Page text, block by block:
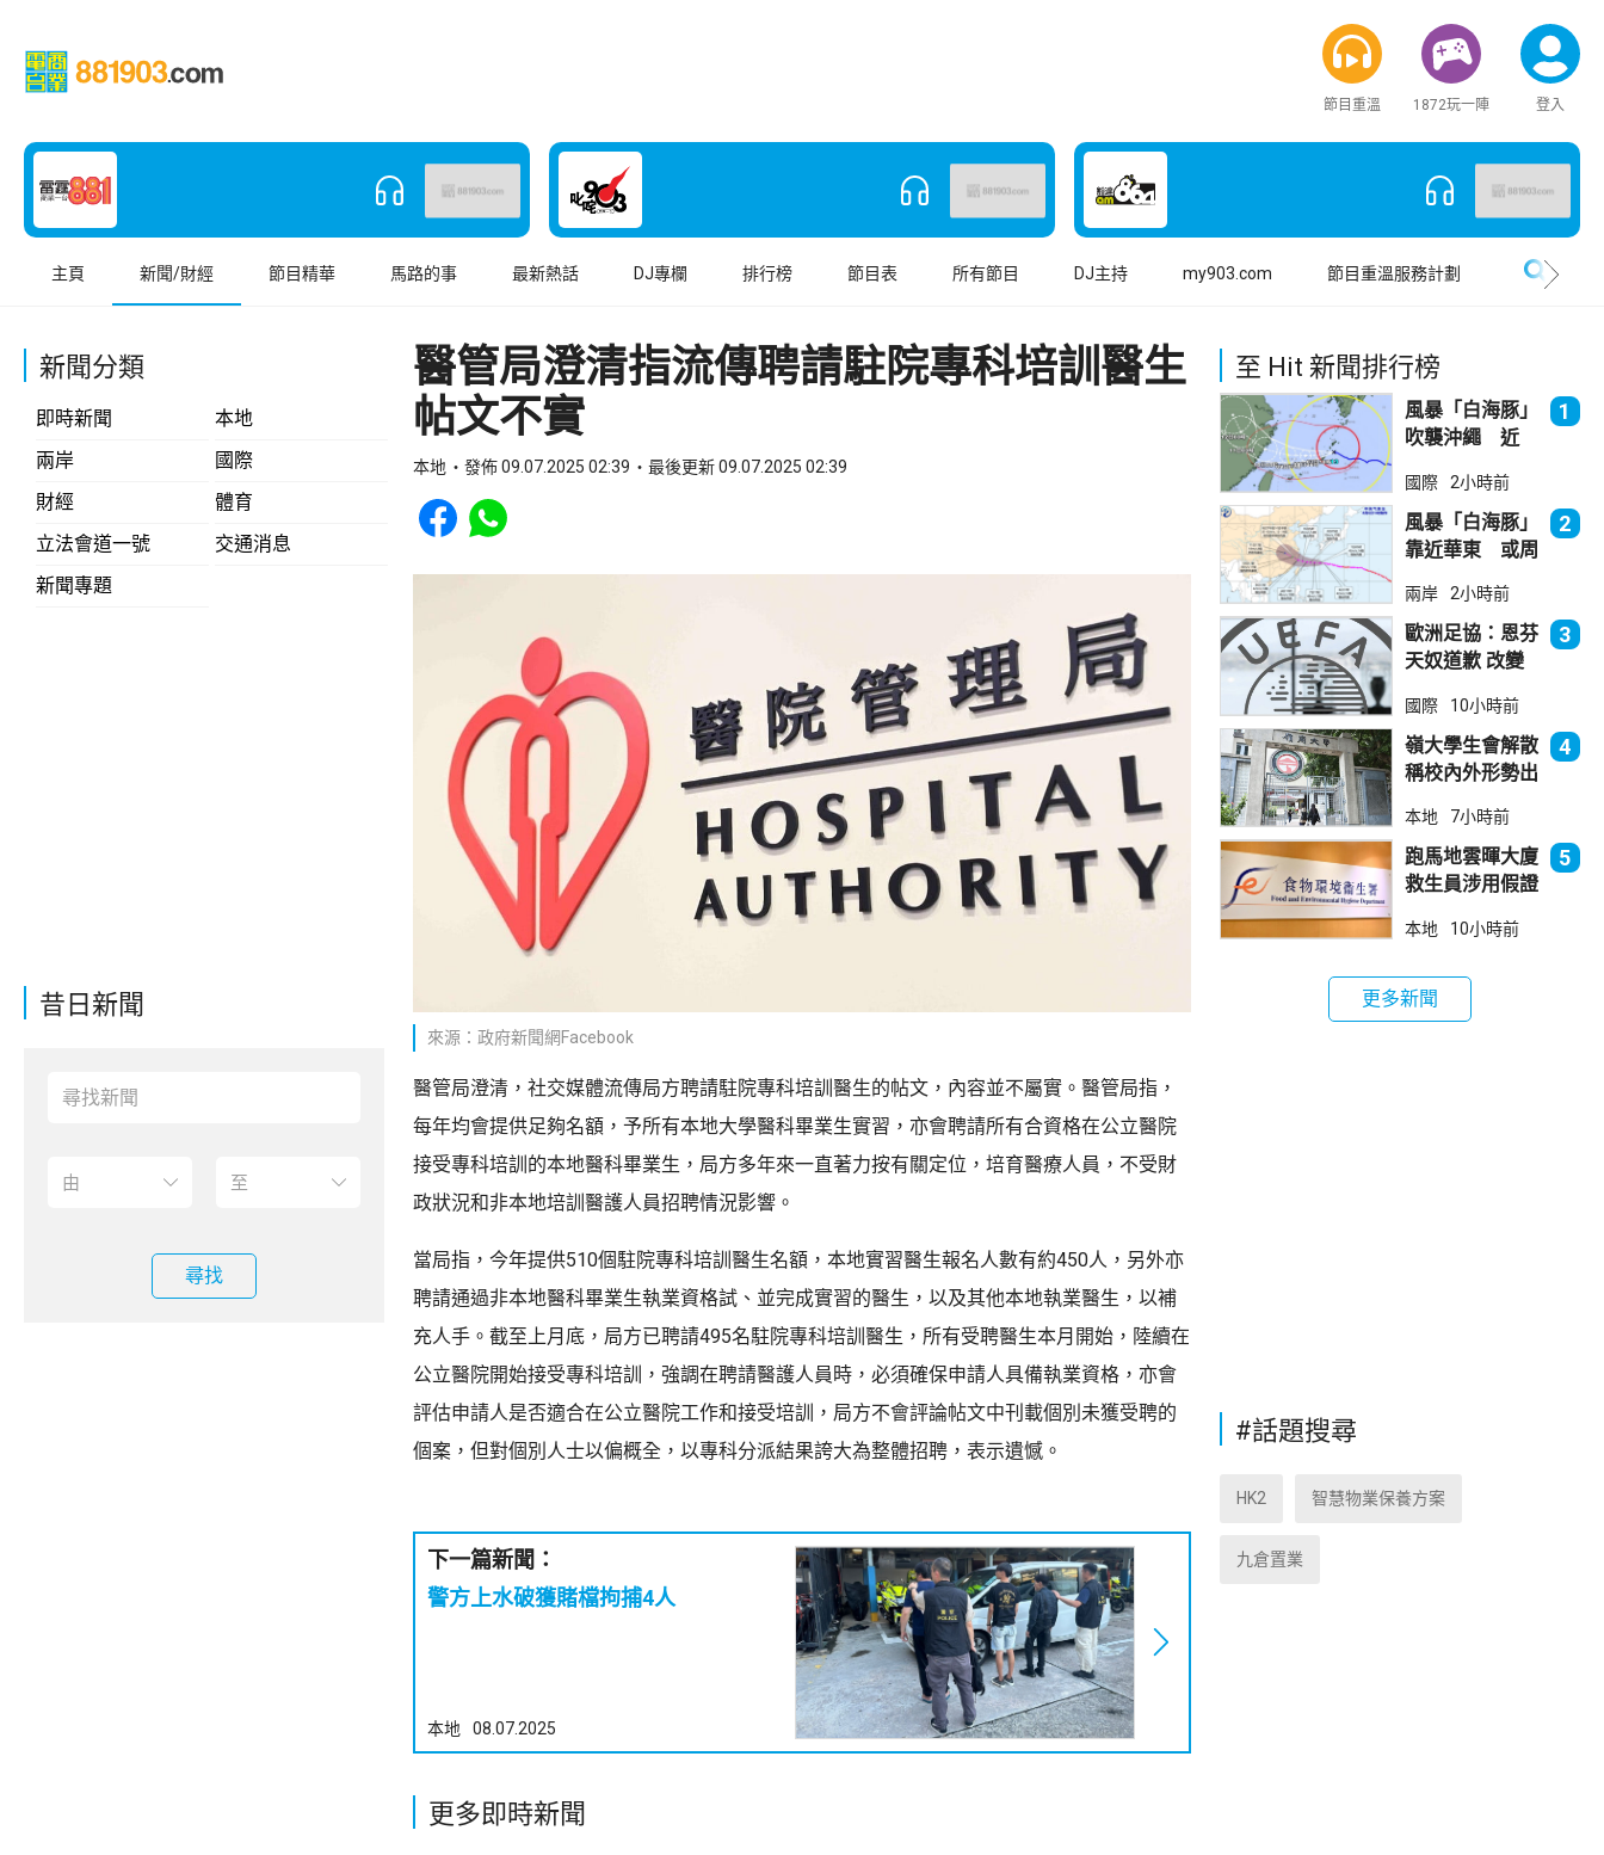
節目重溫 1872玩一陣 登入
主頁 新聞/財經 節目精華 馬路的事 最新熱話 DJ專欄 排行榜 節目表 所有節目 DJ主持 my903.com 節目重溫服務計劃
新聞分類
即時新聞
本地
兩岸
國際
財經
體育
立法會道一號
交通消息
新聞專題
昔日新聞
尋找
醫管局澄清指流傳聘請駐院專科培訓醫生
帖文不實
本地 發佈 09.07.2025 02:39 最後更新 09.07.2025 02:39
Share to Facebook
Share to WhatsApp
來源：政府新聞網Facebook
醫管局澄清，社交媒體流傳局方聘請駐院專科培訓醫生的帖文，內容並不屬實。醫管局指，
每年均會提供足夠名額，予所有本地大學醫科畢業生實習，亦會聘請所有合資格在公立醫院
接受專科培訓的本地醫科畢業生，局方多年來一直著力按有關定位，培育醫療人員，不受財
政狀況和非本地培訓醫護人員招聘情況影響。
當局指，今年提供510個駐院專科培訓醫生名額，本地實習醫生報名人數有約450人，另外亦
聘請通過非本地醫科畢業生執業資格試、並完成實習的醫生，以及其他本地執業醫生，以補
充人手。截至上月底，局方已聘請495名駐院專科培訓醫生，所有受聘醫生本月開始，陸續在
公立醫院開始接受專科培訓，強調在聘請醫護人員時，必須確保申請人具備執業資格，亦會
評估申請人是否適合在公立醫院工作和接受培訓，局方不會評論帖文中刊載個別未獲受聘的
個案，但對個別人士以偏概全，以專科分派結果誇大為整體招聘，表示遺憾。
下一篇新聞：
警方上水破獲賭檔拘捕4人
本地 08.07.2025
更多即時新聞
至 Hit 新聞排行榜
風暴「白海豚」
吹襲沖繩 近
1
國際 2小時前
風暴「白海豚」
靠近華東 或周
2
兩岸 2小時前
歐洲足協：恩芬
天奴道歉 改變
立場
3
國際 10小時前
嶺大學生會解散
稱校內外形勢出
4
本地 7小時前
跑馬地雲暉大廈
救生員涉用假證
泳池並報警
5
本地 10小時前
更多新聞
#話題搜尋
HK2 智慧物業保養方案
九倉置業